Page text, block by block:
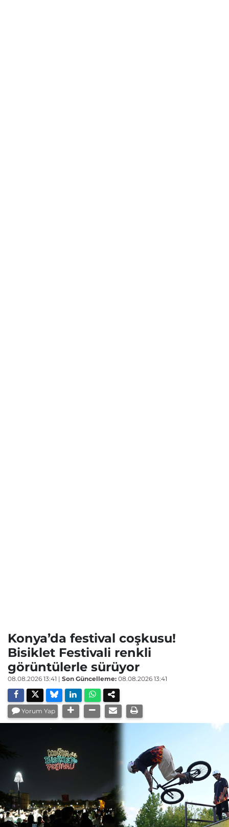
Konya’da festival coşkusu!
Bisiklet Festivali renkli
görüntülerle sürüyor
08.08.2026 13:41 | Son Güncelleme: 08.08.2026 13:41
Yorum Yap